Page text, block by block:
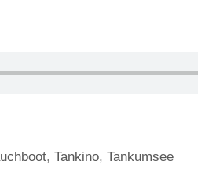
,Tankino,Tankumsee